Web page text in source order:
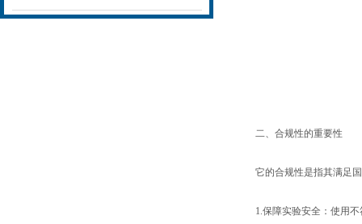
二、合规性的重要性
它的合规性是指其满足国
1.保障实验安全：使用不